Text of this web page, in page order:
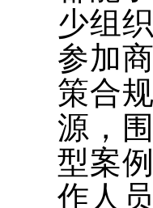
少组
参加
策合
源，
型案
作人